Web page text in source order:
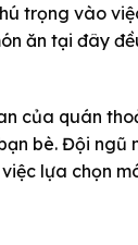
trọng vào
ăn tại đây
của quán
bè. Đội ngũ
lựa chọn